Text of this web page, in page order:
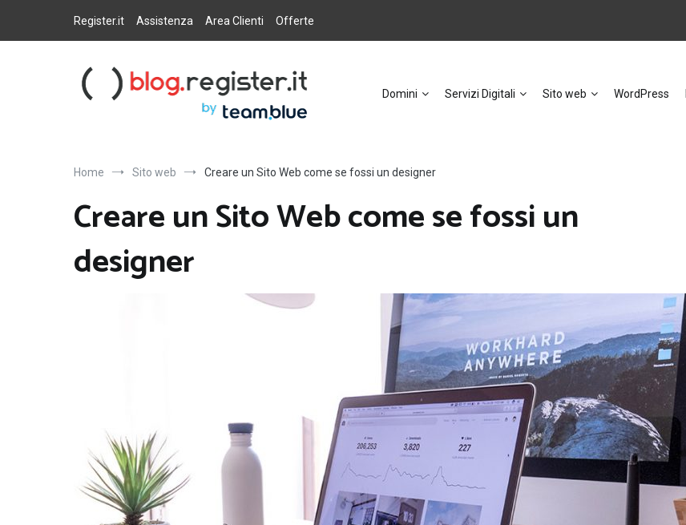
contenuto
Register.it Assistenza Area Clienti Offerte
Domini Servizi Digitali Sito web WordPress
Home Sito web Creare un Sito Web come se fossi un designer
Creare un Sito Web come se fossi un
designer